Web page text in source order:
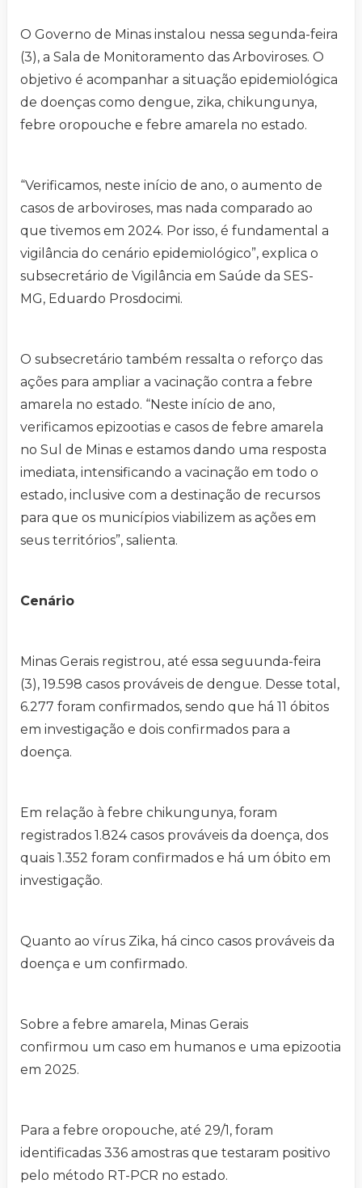
O Governo de Minas instalou nessa segunda-feira
(3), a Sala de Monitoramento das Arboviroses. O
objetivo é acompanhar a situação epidemiológica
de doenças como dengue, zika, chikungunya,
febre oropouche e febre amarela no estado.
“Verificamos, neste início de ano, o aumento de
casos de arboviroses, mas nada comparado ao
que tivemos em 2024. Por isso, é fundamental a
vigilância do cenário epidemiológico”, explica o
subsecretário de Vigilância em Saúde da SES-
MG, Eduardo Prosdocimi.
O subsecretário também ressalta o reforço das
ações para ampliar a vacinação contra a febre
amarela no estado. “Neste início de ano,
verificamos epizootias e casos de febre amarela
no Sul de Minas e estamos dando uma resposta
imediata, intensificando a vacinação em todo o
estado, inclusive com a destinação de recursos
para que os municípios viabilizem as ações em
seus territórios”, salienta.
Cenário
Minas Gerais registrou, até essa seguunda-feira
(3), 19.598 casos prováveis de dengue. Desse total,
6.277 foram confirmados, sendo que há 11 óbitos
em investigação e dois confirmados para a
doença.
Em relação à febre chikungunya, foram
registrados 1.824 casos prováveis da doença, dos
quais 1.352 foram confirmados e há um óbito em
investigação.
Quanto ao vírus Zika, há cinco casos prováveis da
doença e um confirmado.
Sobre a febre amarela, Minas Gerais
confirmou um caso em humanos e uma epizootia
em 2025.
Para a febre oropouche, até 29/1, foram
identificadas 336 amostras que testaram positivo
pelo método RT-PCR no estado.